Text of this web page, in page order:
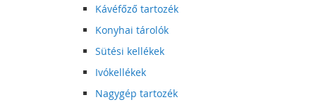
Kávéfőző tartozék
Konyhai tárolók
Sütési kellékek
Ivókellékek
Nagygép tartozék